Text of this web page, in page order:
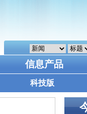
信息产品
科技版